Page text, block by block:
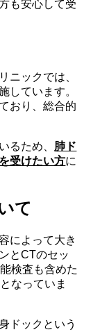
も安心して受
ニックでは、
しています。
おり、総合的
るため、 肺ド
受けたい方に
て
によって大き
とCTのセッ
検査も含めた
なっていま
ドックという